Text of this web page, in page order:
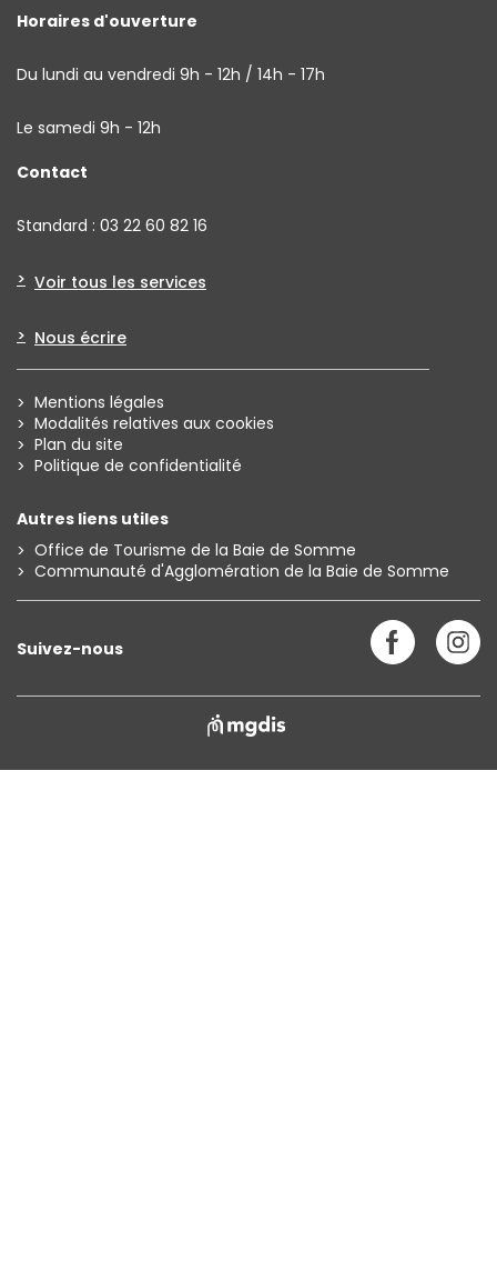
Horaires d'ouverture
Du lundi au vendredi 9h - 12h / 14h - 17h
Le samedi 9h - 12h
Contact
Standard : 03 22 60 82 16
Voir tous les services
Nous écrire
Mentions légales
Modalités relatives aux cookies
Plan du site
Politique de confidentialité
Autres liens utiles
Office de Tourisme de la Baie de Somme
Communauté d'Agglomération de la Baie de Somme
Suivez-nous
facebook